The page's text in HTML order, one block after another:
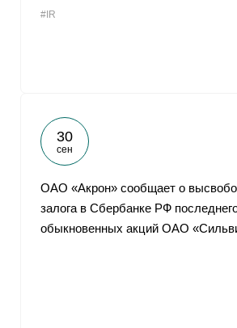
#IR
30
сен
ОАО «Акрон» сообщает о
залога в Сбербанке РФ
обыкновенных акций ОАО